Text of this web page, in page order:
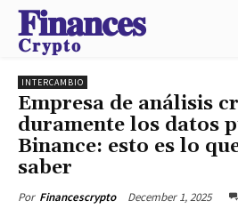
𝐅𝐢𝐧𝐚𝐧𝐜𝐞𝐬
𝐂𝐫𝐲𝐩𝐭𝐨
INTERCAMBIO
Empresa de análisis
duramente los datos
Binance: esto es lo
saber
Por Financescrypto December 1, 2025